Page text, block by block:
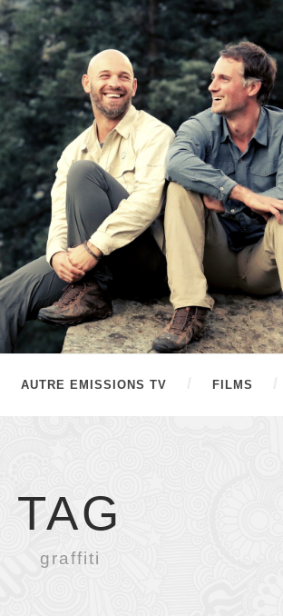
AUTRE EMISSIONS TV FILMS
TAG
graffiti